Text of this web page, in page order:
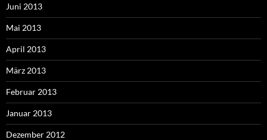
Juni 2013
Mai 2013
April 2013
März 2013
Februar 2013
Januar 2013
Dezember 2012